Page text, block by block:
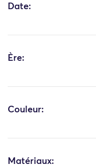
Date:
Ère:
Couleur:
Matériaux: